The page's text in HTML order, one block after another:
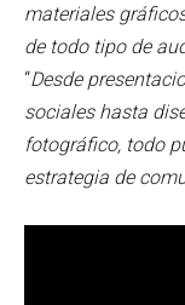
materiales
de todo tipo de
“Desde
sociales hasta
fotográfico, todo
estrategia de